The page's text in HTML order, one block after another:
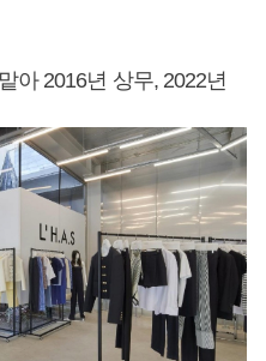
아 2016년 상무, 2022년